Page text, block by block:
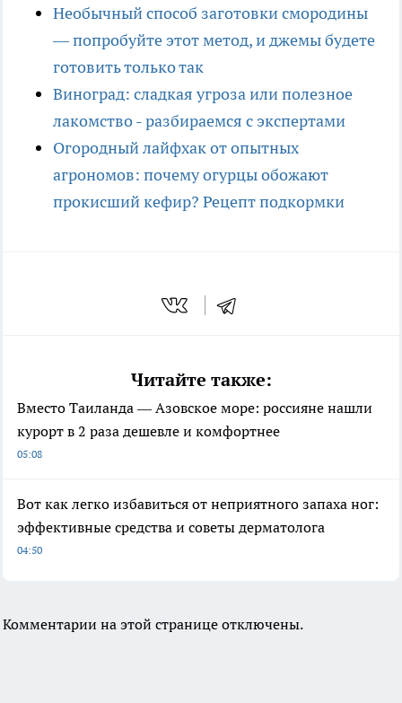
Необычный способ заготовки смородины
— попробуйте этот метод, и джемы будете
готовить только так
Виноград: сладкая угроза или полезное
лакомство - разбираемся с экспертами
Огородный лайфхак от опытных
агрономов: почему огурцы обожают
прокисший кефир? Рецепт подкормки
Читайте также:
Вместо Таиланда — Азовское море: россияне нашли
курорт в 2 раза дешевле и комфортнее
05:08
Вот как легко избавиться от неприятного запаха ног:
эффективные средства и советы дерматолога
04:50
Комментарии на этой странице отключены.